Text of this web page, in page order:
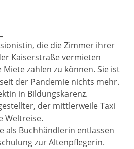
die die Zimmer ihrer
Kaiserstraße vermieten
zahlen zu können. Sie ist
der Pandemie nichts mehr.
in Bildungskarenz.
der mittlerweile Taxi
Weltreise.
als Buchhändlerin entlassen
zur Altenpflegerin.